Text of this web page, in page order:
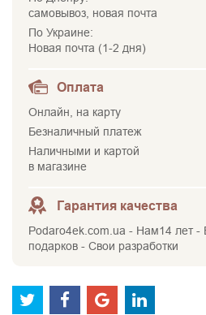
самовывоз, новая почта
По Украине:
Новая почта (1-2 дня)
Оплата
Онлайн, на карту
Безналичный платеж
Наличными и картой
в магазине
Гарантия качества
Podaro4ek.com.ua - Нам14 лет -
подарков - Свои разработки